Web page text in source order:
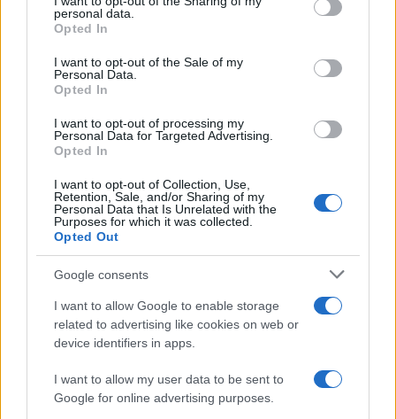
grant or deny consent to Google and its third-party tags to
use your data for below specified purposes in below Google
consent section.
personal data.
Opted In
I want to opt-out of the Sale of my
Personal Data.
Opted In
I want to opt-out of processing my
Personal Data for Targeted Advertising.
Opted In
I want to opt-out of Collection, Use,
Retention, Sale, and/or Sharing of my
Personal Data that Is Unrelated with the
Purposes for which it was collected.
Opted Out
Google consents
I want to allow Google to enable storage
related to advertising like cookies on web or
device identifiers in apps.
I want to allow my user data to be sent to
Google for online advertising purposes.
EuroLeague: Οι ενθουσιώδεις πρωτοεμφανιζόμενοι
Ευρωπαϊκό Κορασίδων Β'
Το πανόραμα
εκατ. ευρώ και αύξηση
κερδών 57% - Τα νέα
στοιχήματα σε low & non